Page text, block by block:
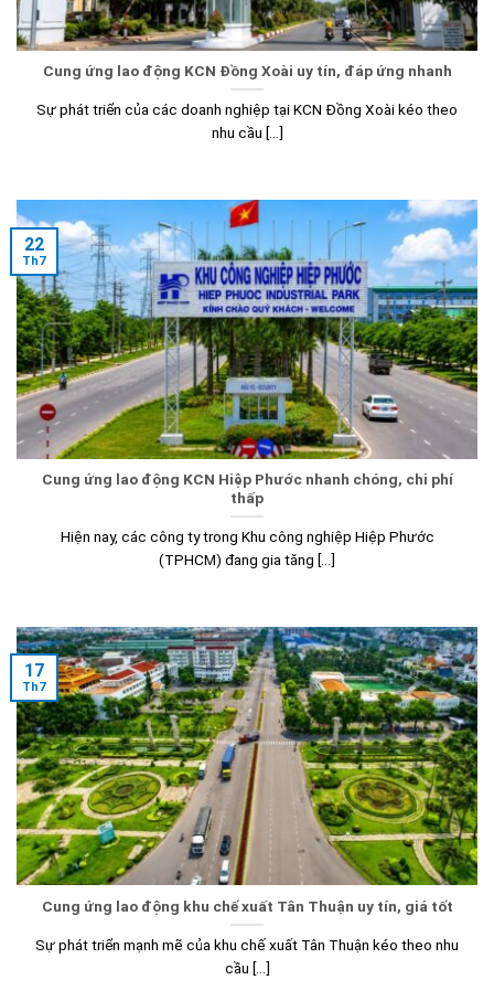
Cung ứng lao động KCN Đồng Xoài uy tín, đáp ứng nhanh
Sự phát triển của các doanh nghiệp tại KCN Đồng Xoài kéo theo
nhu cầu [...]
Cung ứng lao động KCN Hiệp Phước nhanh chóng, chi phí
thấp
Hiện nay, các công ty trong Khu công nghiệp Hiệp Phước
(TPHCM) đang gia tăng [...]
22
Th7
Cung ứng lao động khu chế xuất Tân Thuận uy tín, giá tốt
Sự phát triển mạnh mẽ của khu chế xuất Tân Thuận kéo theo nhu
cầu [...]
17
Th7